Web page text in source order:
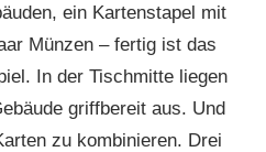
ein Kartenstapel mit
Münzen – fertig ist das
In der Tischmitte liegen
griffbereit aus. Und
zu kombinieren. Drei